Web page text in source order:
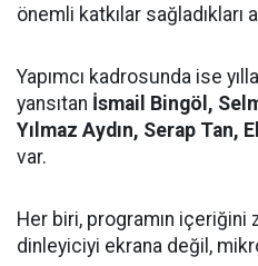
önemli katkılar sağladıkları
Yapımcı kadrosunda ise
yansıtan İsmail Bingöl,
Yılmaz Aydın, Serap Tan,
var.
Her biri, programın içeriğini
dinleyiciyi ekrana değil,